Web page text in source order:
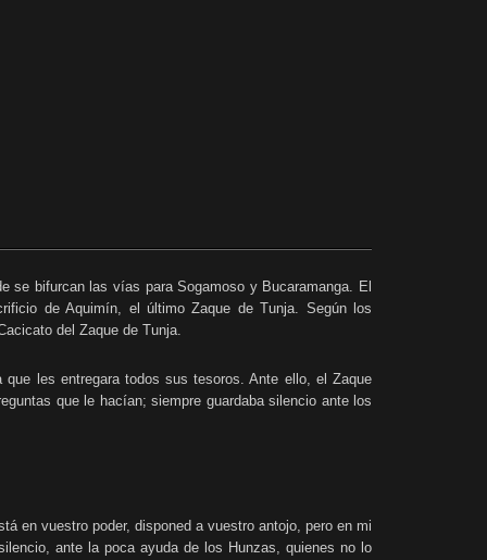
se bifurcan las vías para Sogamoso y Bucaramanga. El
de Aquimín, el último Zaque de Tunja. Según los
del Zaque de Tunja.
que les entregara todos sus tesoros. Ante ello, el Zaque
que le hacían; siempre guardaba silencio ante los
en vuestro poder, disponed a vuestro antojo, pero en mi
ante la poca ayuda de los Hunzas, quienes no lo